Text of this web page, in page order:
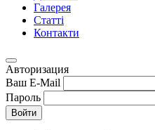
Галерея
Статтi
Контакти
Авторизация
Ваш E-Mail
Пароль
Войти